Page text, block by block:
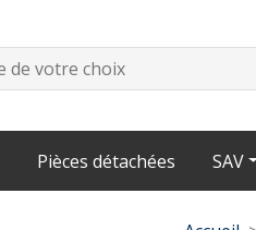
Pièces détachées SAV